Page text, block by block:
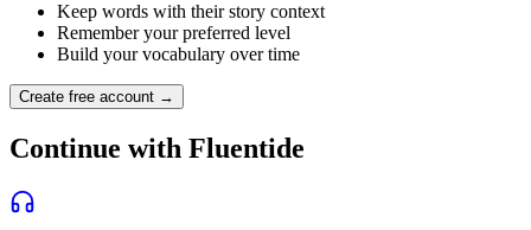
Keep words with their story context
Remember your preferred level
Build your vocabulary over time
Create free account →
Continue with Fluentide